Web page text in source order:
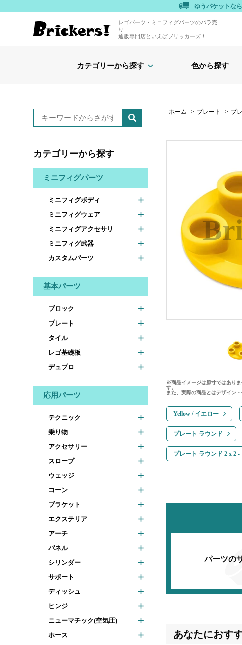
ゆうパケットな
レゴパーツ・ミニフィグパーツのバラ売
り
通販専門店といえばブリッカーズ！
カテゴリーから探す 色から探す
カテゴリーから探す
ミニフィグパーツ
ミニフィグボディ
ミニフィグウェア
ミニフィグアクセサリ
ミニフィグ武器
カスタムパーツ
基本パーツ
ブロック
プレート
タイル
レゴ基礎板
デュプロ
応用パーツ
テクニック
乗り物
アクセサリー
スロープ
ウェッジ
コーン
ブラケット
エクステリア
アーチ
パネル
シリンダー
サポート
ディッシュ
ヒンジ
ニューマチック(空気圧)
ホース
ホーム > プレート > プ
※商品イメージは原寸ではあり
す。
また、実際の商品とはデザイン
Yellow / イエロー
プレート ラウンド
プレート ラウンド 2 x 2
パーツの
あなたにおす